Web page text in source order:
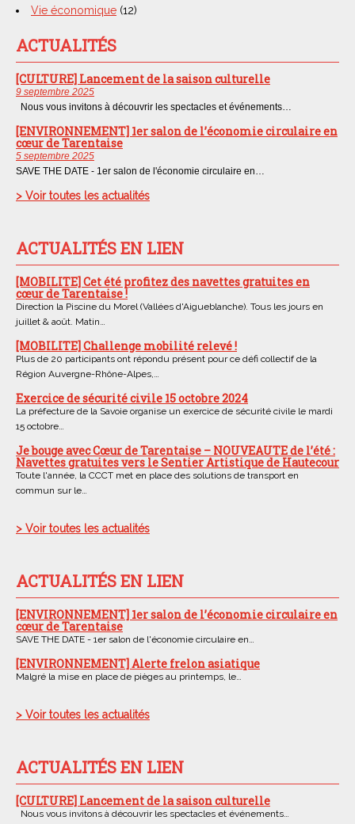
Vie économique (12)
ACTUALITÉS
[CULTURE] Lancement de la saison culturelle
9 septembre 2025
Nous vous invitons à découvrir les spectacles et événements…
[ENVIRONNEMENT] 1er salon de l’économie circulaire en
cœur de Tarentaise
5 septembre 2025
SAVE THE DATE - 1er salon de l'économie circulaire en…
> Voir toutes les actualités
ACTUALITÉS EN LIEN
[MOBILITE] Cet été profitez des navettes gratuites en
cœur de Tarentaise !
Direction la Piscine du Morel (Vallées d'Aigueblanche). Tous les jours en
juillet & août. Matin…
[MOBILITE] Challenge mobilité relevé !
Plus de 20 participants ont répondu présent pour ce défi collectif de la
Région Auvergne-Rhône-Alpes,…
Exercice de sécurité civile 15 octobre 2024
La préfecture de la Savoie organise un exercice de sécurité civile le mardi
15 octobre…
Je bouge avec Cœur de Tarentaise – NOUVEAUTE de l’été :
Navettes gratuites vers le Sentier Artistique de Hautecour
Toute l'année, la CCCT met en place des solutions de transport en
commun sur le…
> Voir toutes les actualités
ACTUALITÉS EN LIEN
[ENVIRONNEMENT] 1er salon de l’économie circulaire en
cœur de Tarentaise
SAVE THE DATE - 1er salon de l'économie circulaire en…
[ENVIRONNEMENT] Alerte frelon asiatique
Malgré la mise en place de pièges au printemps, le…
> Voir toutes les actualités
ACTUALITÉS EN LIEN
[CULTURE] Lancement de la saison culturelle
Nous vous invitons à découvrir les spectacles et événements…